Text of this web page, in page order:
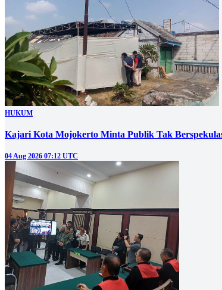
HUKUM
Kajari Kota Mojokerto Minta Publik Tak
04 Aug 2026 07:12 UTC